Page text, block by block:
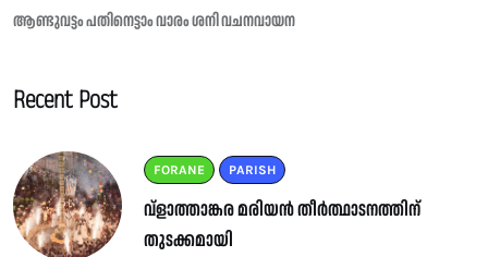
ആണ്ടുവട്ടം പതിനെട്ടാം വാരം ശനി വചനവായന
Recent Post
FORANE PARISH
വ്ളാത്താങ്കര മരിയൻ തീർത്ഥാടനത്തിന്
തുടക്കമായി